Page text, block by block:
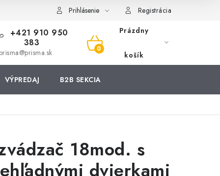
Prihlásenie Registrácia
+421 910 950
383
NÁKUPNÝ
KOŠÍK
Prázdny
košík
VÝPREDAJ B2B SEKCIA
18mod. s
dvierkami